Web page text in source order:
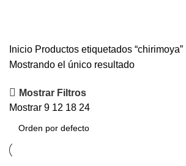
Inicio Productos etiquetados “chirimoya”
Mostrando el único resultado
Mostrar Filtros
Mostrar 9 12 18 24